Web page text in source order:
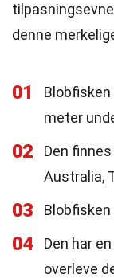
denne
01
Blobfisken
meter
02
Den
Australia,
03
04
Den har
overleve